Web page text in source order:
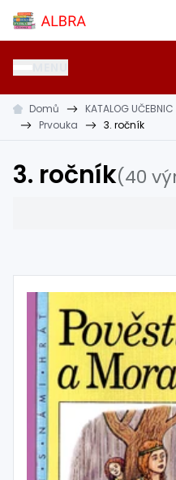
Přeskočit na hlavní obsah
Albra s.r.o.
KATALOG UČEBNIC CIZÍ
Domů KATALOG UČEBNIC
Prvouka
3. ročník
3. ročník(40